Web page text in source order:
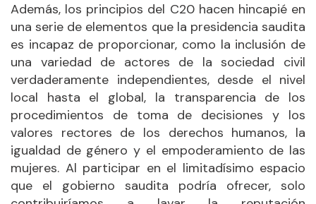
Además, los principios del C20 hacen hincapié en
una serie de elementos que la presidencia saudita
es incapaz de proporcionar, como la inclusión de
una variedad de actores de la sociedad civil
verdaderamente independientes, desde el nivel
local hasta el global, la transparencia de los
procedimientos de toma de decisiones y los
valores rectores de los derechos humanos, la
igualdad de género y el empoderamiento de las
mujeres. Al participar en el limitadísimo espacio
que el gobierno saudita podría ofrecer, solo